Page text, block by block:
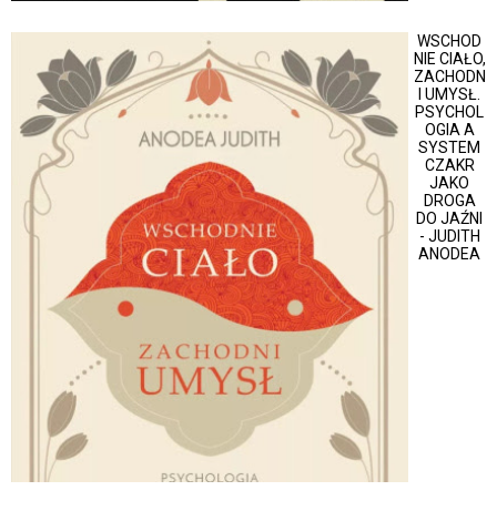
WSCHOD
NIE CIAŁO,
ZACHODN
I UMYSŁ.
PSYCHOL
OGIA A
SYSTEM
CZAKR
JAKO
DROGA
DO JAŹNI
- JUDITH
ANODEA